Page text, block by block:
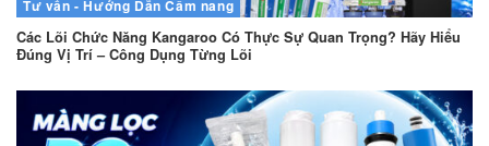
Tư vấn - Hướng Dẫn Cẩm nang
Các Lõi Chức Năng Kangaroo Có Thực Sự Quan Trọng? Hãy Hiểu
Đúng Vị Trí – Công Dụng Từng Lõi